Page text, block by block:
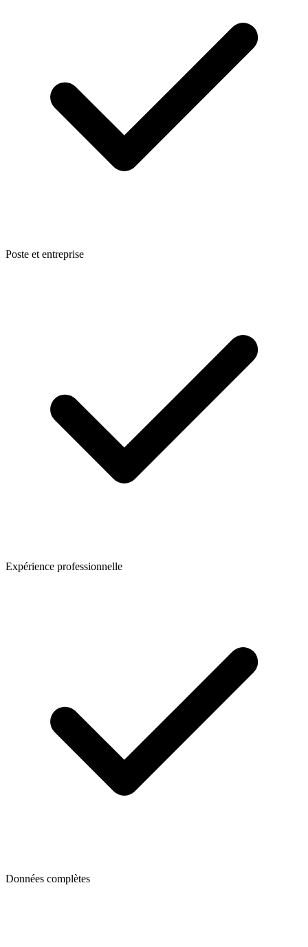
Poste et entreprise
Expérience professionnelle
Données complètes